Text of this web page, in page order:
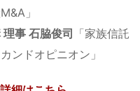
」
事 石脇俊司
「家族信託
ンドオピニオン」